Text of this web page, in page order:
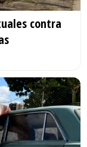
contra